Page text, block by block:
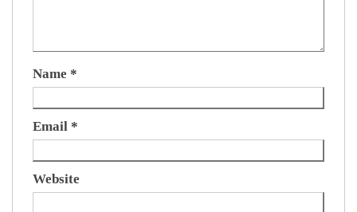
Name *
Email *
Website